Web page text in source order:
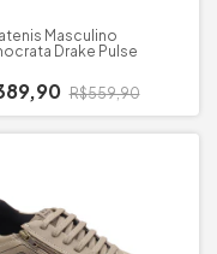
Masculino
Drake Pulse
R$559,90